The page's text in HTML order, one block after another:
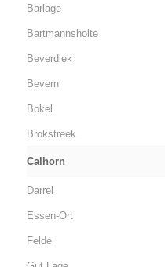
Barlage
Bartmannsholte
Beverdiek
Bevern
Bokel
Brokstreek
Calhorn
Darrel
Essen-Ort
Felde